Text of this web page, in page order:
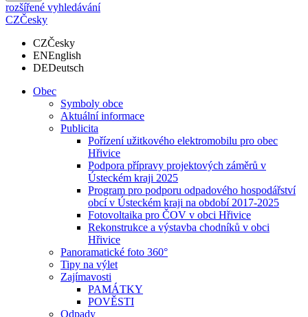
rozšířené vyhledávání
CZČesky
CZČesky
ENEnglish
DEDeutsch
Obec
Symboly obce
Aktuální informace
Publicita
Pořízení užitkového elektromobilu pro obec
Hřivice
Podpora přípravy projektových záměrů v
Ústeckém kraji 2025
Program pro podporu odpadového hospodářství
obcí v Ústeckém kraji na období 2017-2025
Fotovoltaika pro ČOV v obci Hřivice
Rekonstrukce a výstavba chodníků v obci
Hřivice
Panoramatické foto 360°
Tipy na výlet
Zajímavosti
PAMÁTKY
POVĚSTI
Odpady